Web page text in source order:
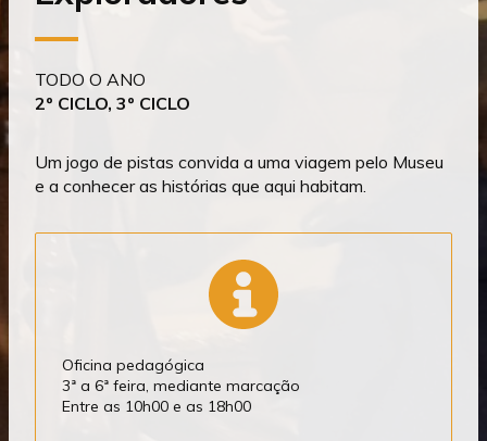
TODO O ANO
2º CICLO, 3º CICLO
Um jogo de pistas convida a uma viagem pelo Museu
e a conhecer as histórias que aqui habitam.
Oficina pedagógica
3ª a 6ª feira, mediante marcação
Entre as 10h00 e as 18h00